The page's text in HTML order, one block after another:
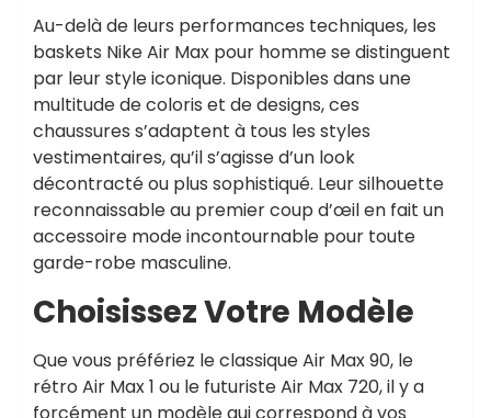
Au-delà de leurs performances techniques, les
baskets Nike Air Max pour homme se distinguent
par leur style iconique. Disponibles dans une
multitude de coloris et de designs, ces
chaussures s’adaptent à tous les styles
vestimentaires, qu’il s’agisse d’un look
décontracté ou plus sophistiqué. Leur silhouette
reconnaissable au premier coup d’œil en fait un
accessoire mode incontournable pour toute
garde-robe masculine.
Choisissez Votre Modèle
Que vous préfériez le classique Air Max 90, le
rétro Air Max 1 ou le futuriste Air Max 720, il y a